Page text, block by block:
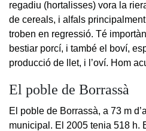
regadiu (hortalisses) vora la
de cereals, i alfals
troben en regressió. Té
bestiar porcí, i també el boví,
producció de llet, i l’oví. Hom
El poble de Borrassà
El poble de Borrassà, a 73 m
municipal. El 2005 tenia 518 h.